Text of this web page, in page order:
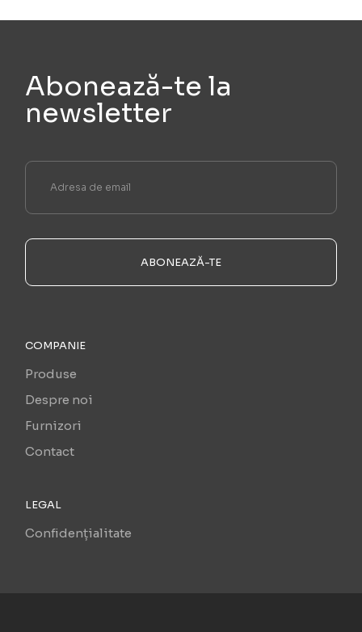
Abonează-te la
newsletter
ABONEAZĂ-TE
COMPANIE
Produse
Despre noi
Furnizori
Contact
LEGAL
Confidențialitate